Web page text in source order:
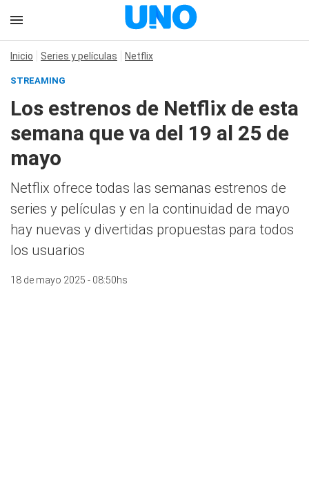
Inicio Series y películas Netflix
STREAMING
Los estrenos de Netflix de esta
semana que va del 19 al 25 de
mayo
Netflix ofrece todas las semanas estrenos de
series y películas y en la continuidad de mayo
hay nuevas y divertidas propuestas para todos
los usuarios
18 de mayo 2025 - 08:50hs